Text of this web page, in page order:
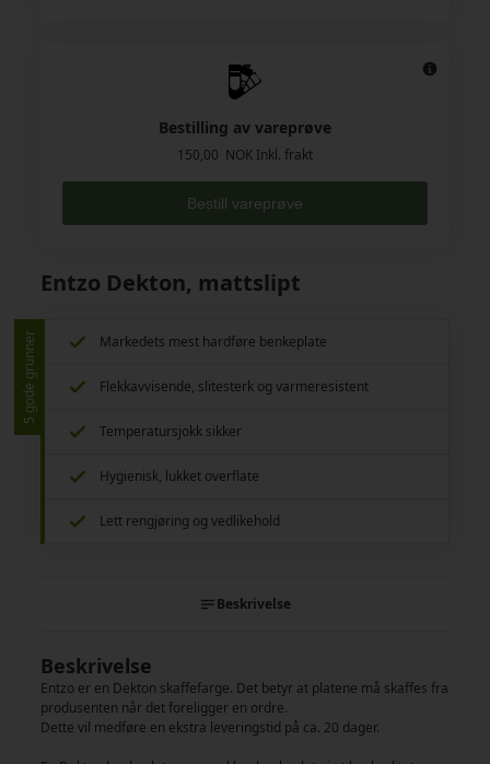
Entzo Dekton, mattslipt
5 gode grunner Markedets mest hardføre benkeplate
Flekkavvisende, slitesterk og varmeresistent
Temperatursjokk sikker
Hygienisk, lukket overflate
Lett rengjøring og vedlikehold
Bestilling av vareprøve
150,00 NOK Inkl. frakt
Bestill vareprøve
Beskrivelse
Beskrivelse
Entzo er en Dekton skaffefarge. Det betyr at platene må skaffes fra
produsenten når det foreligger en ordre.
Dette vil medføre en ekstra leveringstid på ca. 20 dager.